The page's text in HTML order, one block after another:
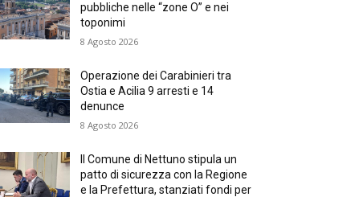
pubbliche nelle “zone O” e nei
toponimi
8 Agosto 2026
Operazione dei Carabinieri tra
Ostia e Acilia 9 arresti e 14
denunce
8 Agosto 2026
Il Comune di Nettuno stipula un
patto di sicurezza con la Regione
e la Prefettura, stanziati fondi per